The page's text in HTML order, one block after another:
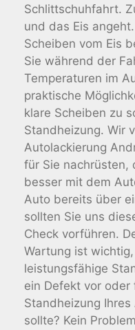
Schlittschuhfahrt.
und das Eis
Scheiben vom Eis
Sie während der
Temperaturen im
praktische
klare Scheiben zu
Standheizung. Wir
Autolackierung
für Sie nachrüsten,
besser mit dem
Auto bereits über
sollten Sie uns
Check vorführen.
Wartung ist
leistungsfähige
ein Defekt vor
Standheizung
sollte? Kein